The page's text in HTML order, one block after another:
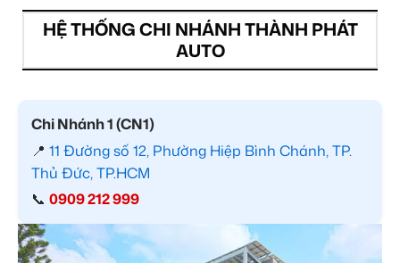
HỆ THỐNG CHI NHÁNH THÀNH PHÁT
AUTO
Chi Nhánh 1 (CN1)
📍 11 Đường số 12, Phường Hiệp Bình Chánh, TP.
Thủ Đức, TP.HCM
📞 0909 212 999